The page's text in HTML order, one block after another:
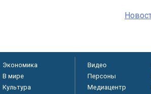
Экономика
В мире
Культура
Видео
Персоны
Медиацентр